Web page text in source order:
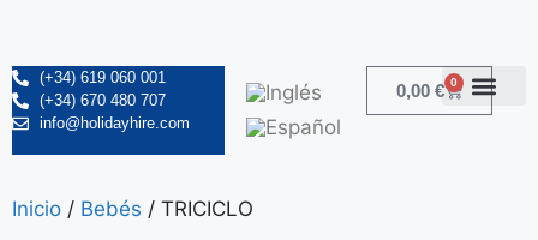
(+34) 619 060 001
(+34) 670 480 707
info@holidayhire.com
0,00€ 0
Inicio / Bebés / TRICICLO